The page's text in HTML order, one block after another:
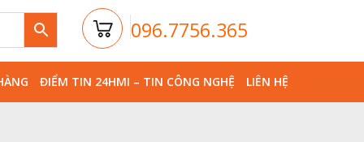
096.7756.365
ĐIỂM TIN 24HMI – TIN CÔNG NGHỆ LIÊN HỆ